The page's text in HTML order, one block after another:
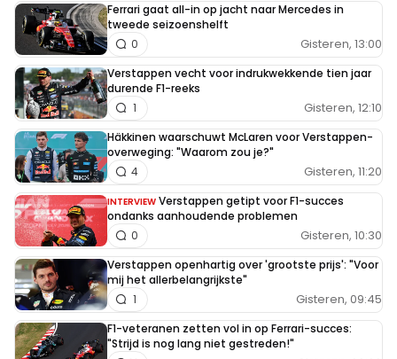
Ferrari gaat all-in op jacht naar Mercedes in
tweede seizoenshelft
Gisteren, 13:00
0
Verstappen vecht voor indrukwekkende tien jaar
durende F1-reeks
Gisteren, 12:10
1
Häkkinen waarschuwt McLaren voor Verstappen-
overweging: "Waarom zou je?"
Gisteren, 11:20
4
INTERVIEW Verstappen getipt voor F1-succes
ondanks aanhoudende problemen
Gisteren, 10:30
0
Verstappen openhartig over 'grootste prijs': "Voor
mij het allerbelangrijkste"
Gisteren, 09:45
1
F1-veteranen zetten vol in op Ferrari-succes:
"Strijd is nog lang niet gestreden!"